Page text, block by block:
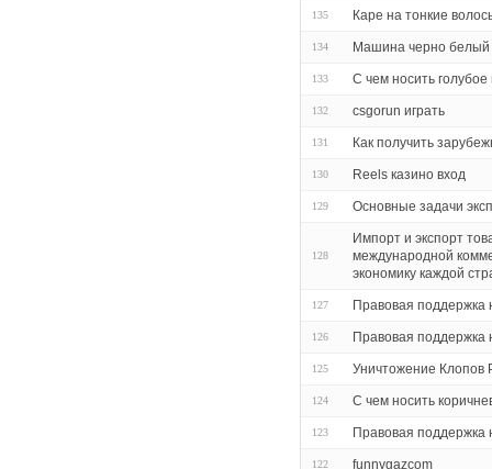
135 Каре на тонкие
134 Машина черно белый
133 С чем носить голубое
132 csgorun играть
131 Как получить
130 Reels казино вход
129 Основные задачи
128
Импорт и экспорт
международной
экономику каждой
127 Правовая поддержка
126 Правовая поддержка
125 Уничтожение Клопов
124 С чем носить
123 Правовая поддержка
122 funnygazcom